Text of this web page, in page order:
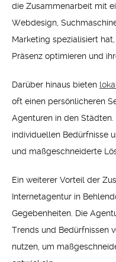
die Zusammenarbeit mit
Webdesign,
Marketing spezialisiert
Präsenz optimieren und
Darüber hinaus bieten
oft einen persönlicheren
Agenturen in den
individuellen Bedürfnisse
und maßgeschneiderte
Ein weiterer Vorteil der
Internetagentur in
Gegebenheiten. Die
Trends und Bedürfnissen
nutzen, um